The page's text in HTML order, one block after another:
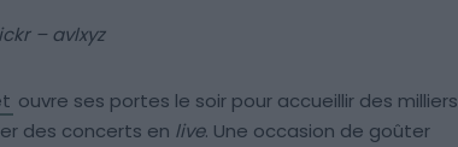
– avlxyz
ouvre ses portes le soir pour accueillir des milliers
des concerts en live. Une occasion de goûter